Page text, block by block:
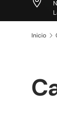
Inicio